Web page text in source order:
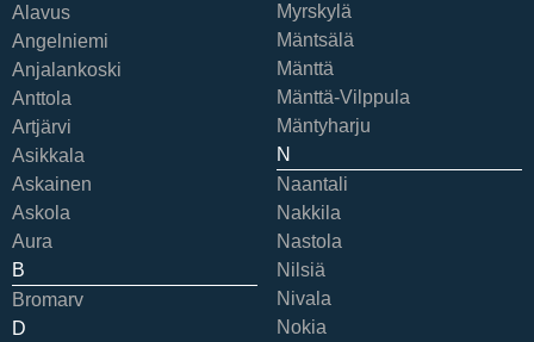
Alavus
Angelniemi
Anjalankoski
Anttola
Artjärvi
Asikkala
Askainen
Askola
Aura
B
Bromarv
D
Myrskylä
Mäntsälä
Mänttä
Mänttä-Vilppula
Mäntyharju
N
Naantali
Nakkila
Nastola
Nilsiä
Nivala
Nokia